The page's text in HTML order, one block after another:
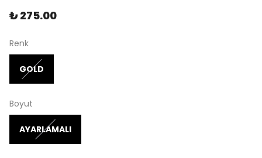
₺ 275.00
Renk
GOLD
Boyut
AYARLAMALI